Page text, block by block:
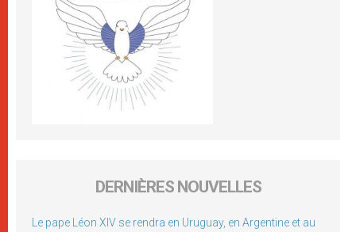
DERNIÈRES NOUVELLES
Le pape Léon XIV se rendra en Uruguay, en Argentine et au